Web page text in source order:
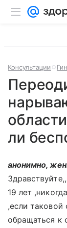
Консультации
ли
анонимно,
19 лет
,если таковой
обращаться к